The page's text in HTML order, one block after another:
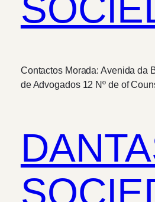
Contactos Morada: Avenida da
de Advogados 12 Nº de of